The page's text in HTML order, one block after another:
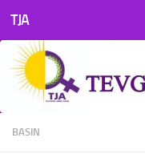
Skip to content
TJA
BASIN